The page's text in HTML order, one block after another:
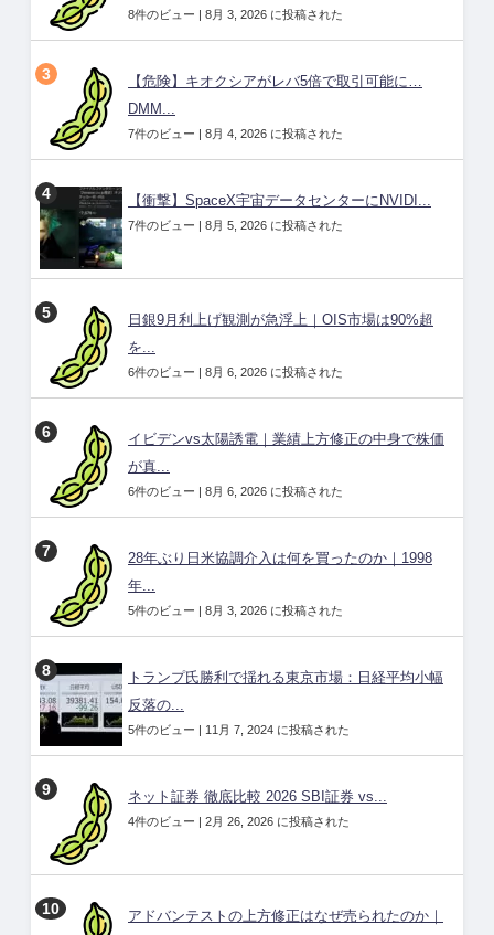
8件のビュー | 8月 3, 2026 に投稿された
【危険】キオクシアがレバ5倍で取引可能に…
DMM...
7件のビュー | 8月 4, 2026 に投稿された
【衝撃】SpaceX宇宙データセンターにNVIDI...
7件のビュー | 8月 5, 2026 に投稿された
日銀9月利上げ観測が急浮上｜OIS市場は90%超
を...
6件のビュー | 8月 6, 2026 に投稿された
イビデンvs太陽誘電｜業績上方修正の中身で株価
が真...
6件のビュー | 8月 6, 2026 に投稿された
28年ぶり日米協調介入は何を買ったのか｜1998
年...
5件のビュー | 8月 3, 2026 に投稿された
トランプ氏勝利で揺れる東京市場：日経平均小幅
反落の...
5件のビュー | 11月 7, 2024 に投稿された
ネット証券 徹底比較 2026 SBI証券 vs...
4件のビュー | 2月 26, 2026 に投稿された
アドバンテストの上方修正はなぜ売られたのか｜